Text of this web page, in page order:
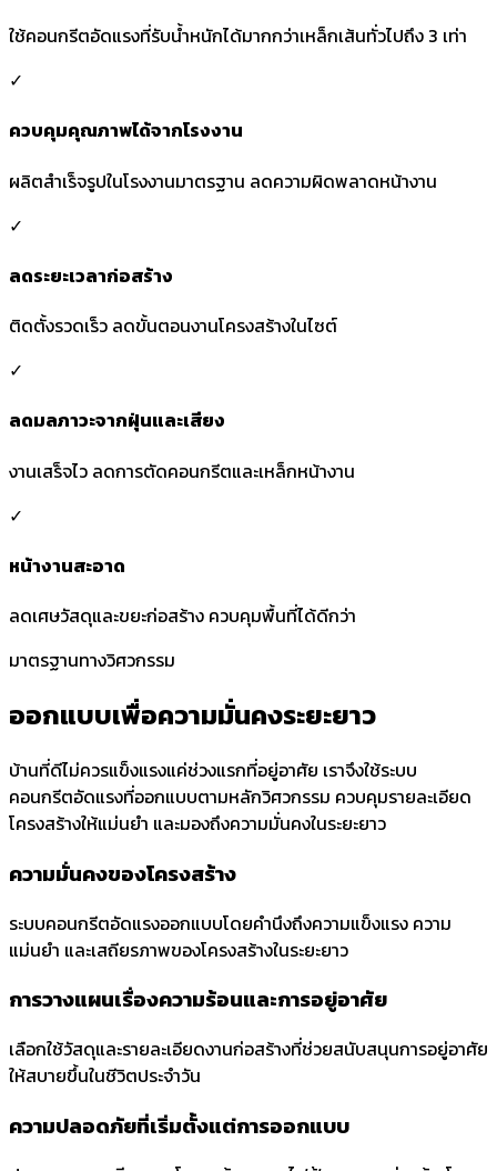
ใช้คอนกรีตอัดแรงที่รับน้ำหนักได้มากกว่าเหล็กเส้นทั่วไปถึง 3 เท่า
✓
ควบคุมคุณภาพได้จากโรงงาน
ผลิตสำเร็จรูปในโรงงานมาตรฐาน ลดความผิดพลาดหน้างาน
✓
ลดระยะเวลาก่อสร้าง
ติดตั้งรวดเร็ว ลดขั้นตอนงานโครงสร้างในไซต์
✓
ลดมลภาวะจากฝุ่นและเสียง
งานเสร็จไว ลดการตัดคอนกรีตและเหล็กหน้างาน
✓
หน้างานสะอาด
ลดเศษวัสดุและขยะก่อสร้าง ควบคุมพื้นที่ได้ดีกว่า
มาตรฐานทางวิศวกรรม
ออกแบบเพื่อความมั่นคงระยะยาว
บ้านที่ดีไม่ควรแข็งแรงแค่ช่วงแรกที่อยู่อาศัย เราจึงใช้ระบบ
คอนกรีตอัดแรงที่ออกแบบตามหลักวิศวกรรม ควบคุมรายละเอียด
โครงสร้างให้แม่นยำ และมองถึงความมั่นคงในระยะยาว
ความมั่นคงของโครงสร้าง
ระบบคอนกรีตอัดแรงออกแบบโดยคำนึงถึงความแข็งแรง ความ
แม่นยำ และเสถียรภาพของโครงสร้างในระยะยาว
การวางแผนเรื่องความร้อนและการอยู่อาศัย
เลือกใช้วัสดุและรายละเอียดงานก่อสร้างที่ช่วยสนับสนุนการอยู่อาศัย
ให้สบายขึ้นในชีวิตประจำวัน
ความปลอดภัยที่เริ่มตั้งแต่การออกแบบ